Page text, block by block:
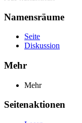
Namensräume
Seite
Diskussion
Mehr
Mehr
Seitenaktionen